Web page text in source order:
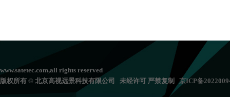
www.satetec.com,all rights reserved
版权所有 © 北京高视远景科技有限公司 未经许可 严禁复制京ICP备